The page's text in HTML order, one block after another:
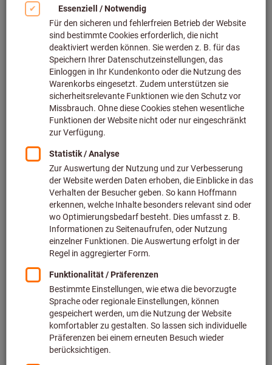
Produkte
Henkellocheisen-Satz
RENNSTEIG
Art.-Nr.: 832011
Lieferbar
3 Varianten
Zu den Varianten
Ring-Stanzwerkzeug-Satz
komplett im Behälter
Art.-Nr.: 832100
Lieferbar
4 Varianten
77,19 €